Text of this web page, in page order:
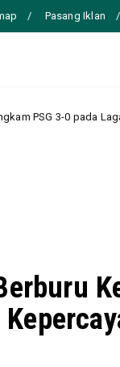
Pasang Iklan
Laga Pramusim